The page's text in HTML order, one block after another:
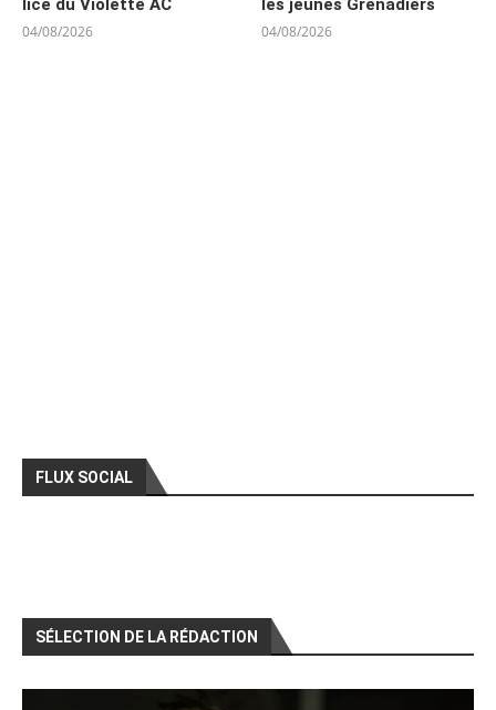
lice du Violette AC
04/08/2026
les jeunes Grenadiers
04/08/2026
FLUX SOCIAL
SÉLECTION DE LA RÉDACTION